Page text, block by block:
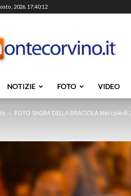
, 2026. 17:40:12
NOTIZIE FOTO VIDEO
FOTO SAGRA DELLA BRACIOLA